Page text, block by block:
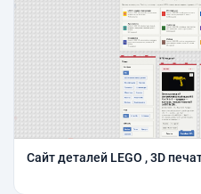
Сайт деталей LEGO , 3D